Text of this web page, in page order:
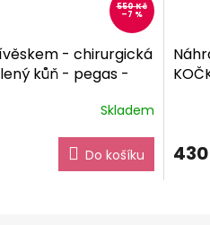
550 Kč
–7 %
- chirurgická
kůň - pegas -
Skladem
Do košíku